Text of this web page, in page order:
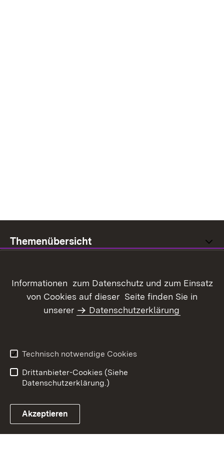
Themenübersicht
Benutzungshinweise
Informationen zum Datenschutz und zum Einsatz
von Cookies auf dieser Seite finden Sie in
unserer
Datenschutzerklärung
Technisch notwendige Cookies
Drittanbieter-Cookies (Siehe
Datenschutzerklärung.)
Akzeptieren